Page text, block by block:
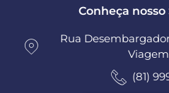
Conheça
Rua
(81)